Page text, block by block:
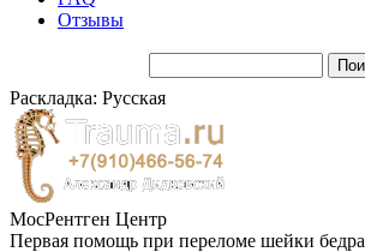
Отзывы
Раскладка: Русская
МосРентген Центр
Первая помощь при переломе шейки бедра